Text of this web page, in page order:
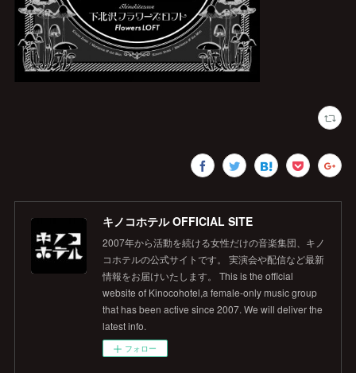
キノコホテル OFFICIAL SITE
2007年から活動を続ける女性だけの音楽集団、キノ
コホテルの公式サイトです。 実演会や配信など最新
情報をお届けいたします。 This is the official
website of Kinocohotel,a female-only music group
that has been active since 2007. We will deliver the
latest info.
フォロー